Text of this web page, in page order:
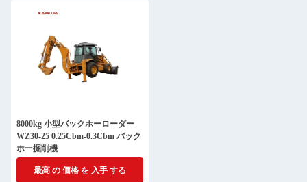
8000kg 小型バックホーローダー
WZ30-25 0.25Cbm-0.3Cbm バック
ホー掘削機
最高 の 価格 を 入手 する